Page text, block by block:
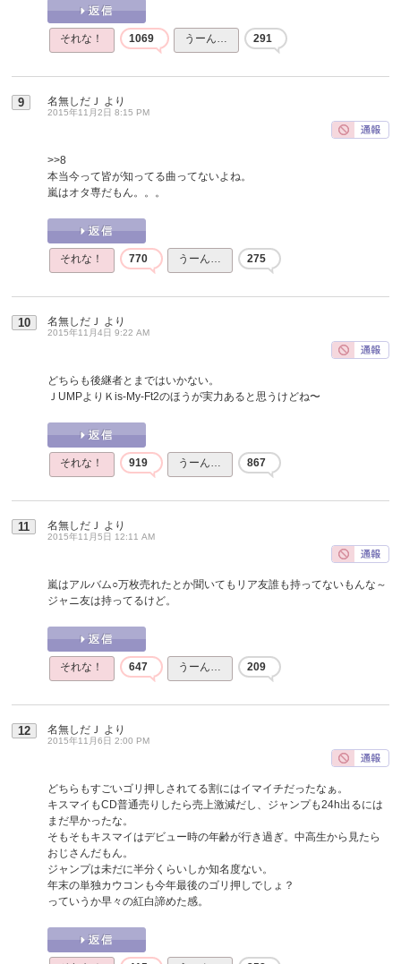
それな！ 1069 うーん… 291
9 名無しだＪ より
2015年11月2日 8:15 PM
>>8
本当今って皆が知ってる曲ってないよね。
嵐はオタ専だもん。。。
それな！ 770 うーん… 275
10 名無しだＪ より
2015年11月4日 9:22 AM
どちらも後継者とまではいかない。
ＪUMPよりＫis-My-Ft2のほうが実力あると思うけどね〜
それな！ 919 うーん… 867
11 名無しだＪ より
2015年11月5日 12:11 AM
嵐はアルバム○万枚売れたとか聞いてもリア友誰も持ってないもんな～
ジャニ友は持ってるけど。
それな！ 647 うーん… 209
12 名無しだＪ より
2015年11月6日 2:00 PM
どちらもすごいゴリ押しされてる割にはイマイチだったなぁ。
キスマイもCD普通売りしたら売上激減だし、ジャンプも24h出るには
まだ早かったな。
そもそもキスマイはデビュー時の年齢が行き過ぎ。中高生から見たら
おじさんだもん。
ジャンプは未だに半分くらいしか知名度ない。
年末の単独カウコンも今年最後のゴリ押しでしょ？
っていうか早々の紅白諦めた感。